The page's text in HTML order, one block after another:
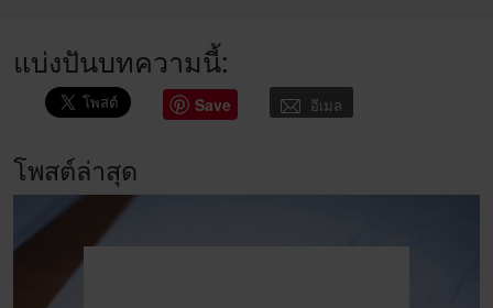
แบ่งปันบทความนี้:
Save อีเมล
โพสต์ล่าสุด